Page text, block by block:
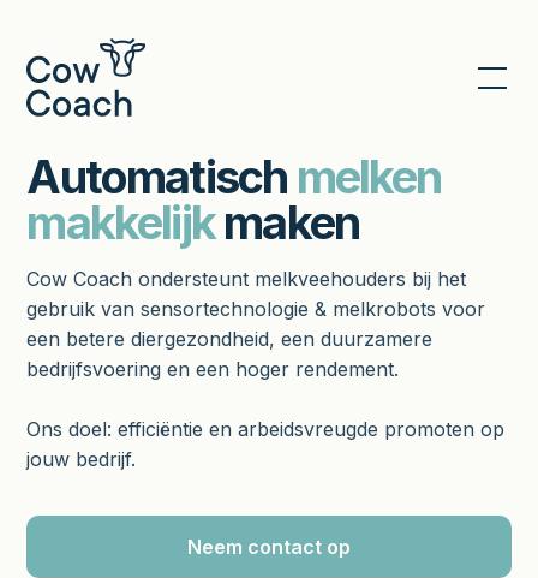
Automatisch melken
makkelijkmaken
Cow Coach ondersteunt melkveehouders bij het
gebruik van sensortechnologie & melkrobots voor
een betere diergezondheid, een duurzamere
bedrijfsvoering en een hoger rendement.
Ons doel: efficiëntie en arbeidsvreugde promoten op
jouw bedrijf.
Neem contact op